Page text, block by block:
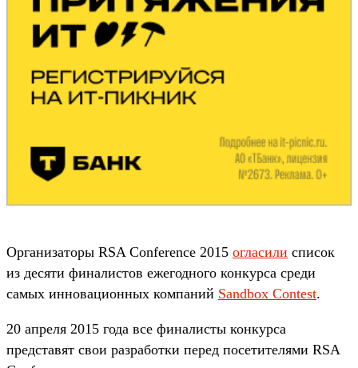
Организаторы RSA Conference 2015 огласили список
из десяти финалистов ежегодного конкурса среди
самых инновационных компаний Sandbox Contest.
20 апреля 2015 года все финалисты конкурса
представят свои разработки перед посетителями RSA